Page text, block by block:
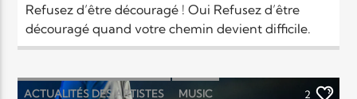
Refusez d’être découragé ! Oui Refusez d’être
découragé quand votre chemin devient difficile.
ACTUALITÉS DES ARTISTES MUSIC 2